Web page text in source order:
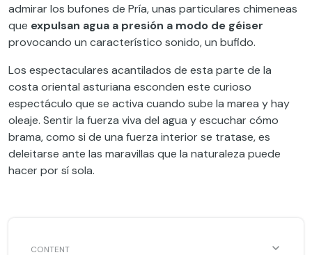
admirar los bufones de Pría, unas particulares chimeneas
que expulsan agua a presión a modo de géiser
provocando un característico sonido, un bufido.
Los espectaculares acantilados de esta parte de la
costa oriental asturiana esconden este curioso
espectáculo que se activa cuando sube la marea y hay
oleaje. Sentir la fuerza viva del agua y escuchar cómo
brama, como si de una fuerza interior se tratase, es
deleitarse ante las maravillas que la naturaleza puede
hacer por sí sola.